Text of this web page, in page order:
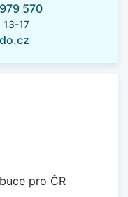
570
13-17
pro ČR